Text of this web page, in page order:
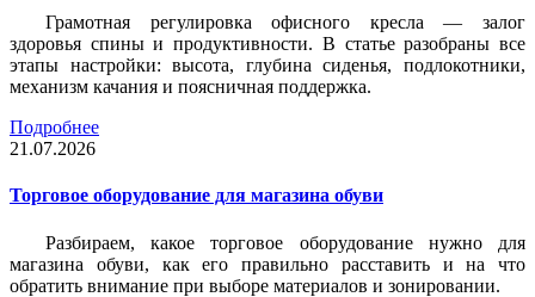
Грамотная регулировка офисного кресла — залог
здоровья спины и продуктивности. В статье разобраны все
этапы настройки: высота, глубина сиденья, подлокотники,
механизм качания и поясничная поддержка.
Подробнее
21.07.2026
Торговое оборудование для магазина обуви
Разбираем, какое торговое оборудование нужно для
магазина обуви, как его правильно расставить и на что
обратить внимание при выборе материалов и зонировании.